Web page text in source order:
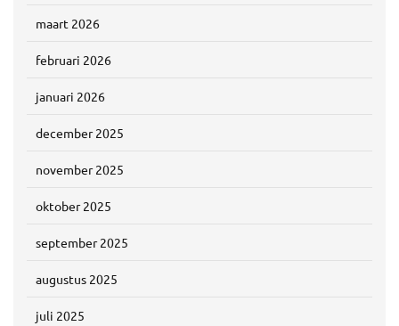
maart 2026
februari 2026
januari 2026
december 2025
november 2025
oktober 2025
september 2025
augustus 2025
juli 2025